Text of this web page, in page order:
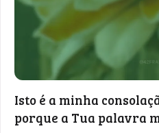
Isto é a minha
porque a Tua palavra